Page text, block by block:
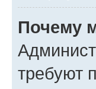
Почему
требуют